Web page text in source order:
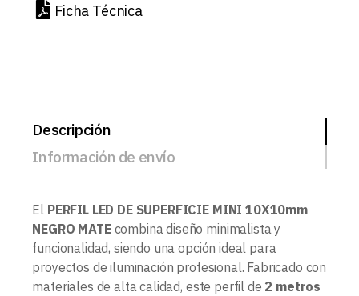
Ficha Técnica
Descripción
Información de envío
El PERFIL LED DE SUPERFICIE MINI 10X10mm
NEGRO MATEcombina diseño minimalista y
funcionalidad, siendo una opción ideal para
proyectos de iluminación profesional. Fabricado con
materiales de alta calidad, este perfil de 2 metros